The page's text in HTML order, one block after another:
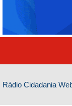
Rádio Cidadania